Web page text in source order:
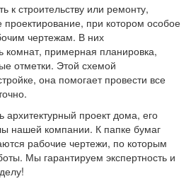
к строительству или ремонту,
проектирование, при котором особое
чертежам. В них
комнат, примерная планировка,
отметки. Этой схемой
она помогает провести все
архитектурный проект дома, его
нашей компании. К папке бумаг
рабочие чертежи, по которым
Мы гарантируем экспертность и